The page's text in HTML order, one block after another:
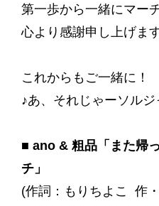
第一歩から一緒にマー
心より感謝申し上げます
これからもご一緒に！
♪あ、それじゃーソル
■ ano & 粗品「また帰
チ」
(作詞：もりちよこ 作